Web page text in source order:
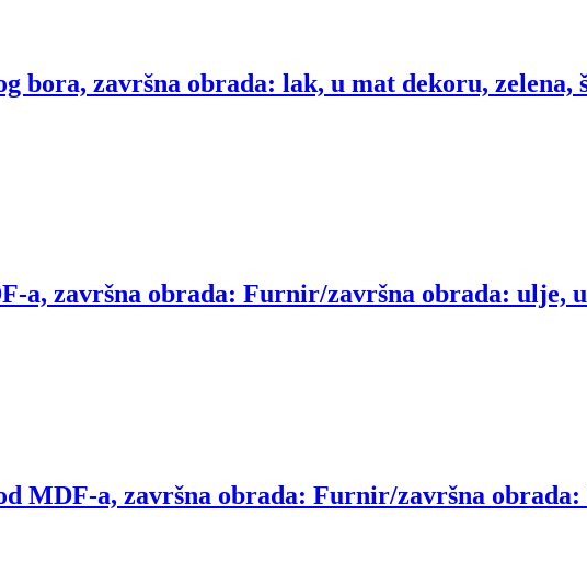
bora, završna obrada: lak, u mat dekoru, zelena,
a, završna obrada: Furnir/završna obrada: ulje,
MDF-a, završna obrada: Furnir/završna